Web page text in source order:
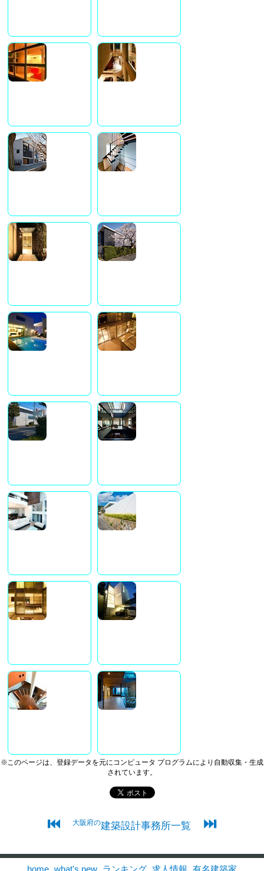
※このページは、登録データを元にコンピュータ プログラムにより自動収集・生成
されています。
⏮ 大阪府の建築設計事務所一覧 ⏭
home what's new ランキング 求人情報 有名建築家